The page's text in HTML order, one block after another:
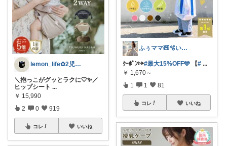
lemon_life✿2児ママ
＼抱っこがグッとラクに🤍✨／
ヒップシート ...
￥ 15,990
2 0 919
コレ いいね
ふぅママ🧸🫧いつも有難うございます
ｸｰﾎﾟﾝ▷▶︎#最大15%OFF🩵 【# ...
￥ 1,670～
1 1 81
コレ いいね